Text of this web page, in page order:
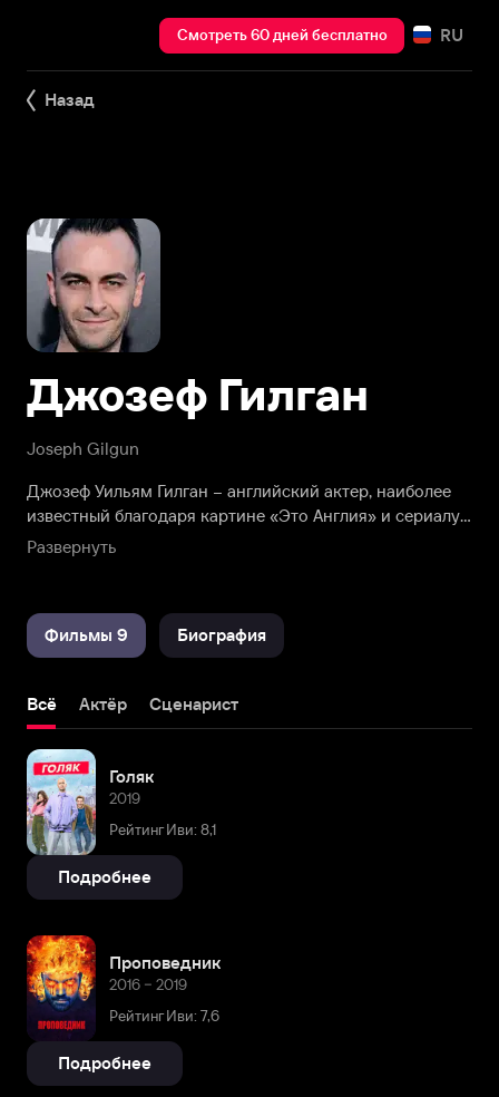
Смотреть 60 дней бесплатно RU
Назад
Joseph Gilgun
Джозеф Гилган
Джозеф Уильям Гилган – английский актер, наиболее
известный благодаря картине «Это Англия» и сериалу
о трудных подростках со сверхъестественными
Развернуть
Фильмы 9 Биография
Всё Актёр Сценарист
Голяк
2019
Рейтинг Иви: 8,1
Подробнее
Проповедник
2016 – 2019
Рейтинг Иви: 7,6
Подробнее